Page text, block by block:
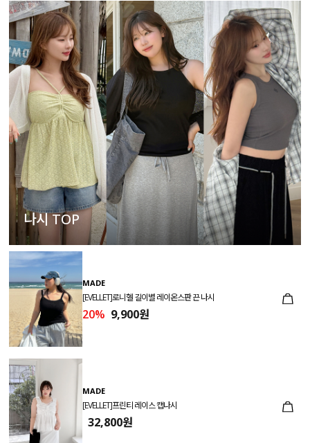
나시 TOP
MADE
[EVELLET]로니헬 길이별 레이온스판 끈 나시
20% 9,900원
MADE
[EVELLET]프린티 레이스 캡나시
32,800원